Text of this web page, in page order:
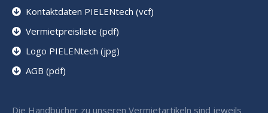
Kontaktdaten PIELENtech (vcf)
Vermietpreisliste (pdf)
Logo PIELENtech (jpg)
AGB (pdf)
Die Handbücher zu unseren Vermietartikeln sind jeweils